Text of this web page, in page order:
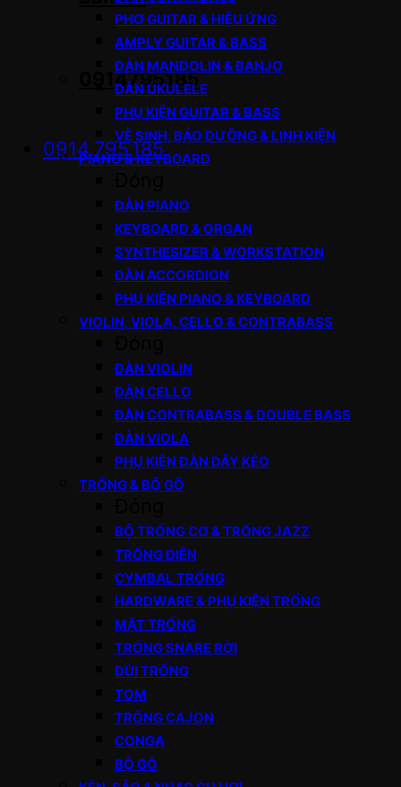
0914795185
0914.795.185
PHƠ GUITAR & HIỆU ỨNG
AMPLY GUITAR & BASS
ĐÀN MANDOLIN & BANJO
ĐÀN UKULELE
PHỤ KIỆN GUITAR & BASS
VỆ SINH, BẢO DƯỠNG & LINH KIỆN
PIANO & KEYBOARD
ĐÀN PIANO
KEYBOARD & ORGAN
SYNTHESIZER & WORKSTATION
ĐÀN ACCORDION
PHỤ KIỆN PIANO & KEYBOARD
VIOLIN, VIOLA, CELLO & CONTRABASS
ĐÀN VIOLIN
ĐÀN CELLO
ĐÀN CONTRABASS & DOUBLE BASS
ĐÀN VIOLA
PHỤ KIỆN ĐÀN DÂY KÉO
TRỐNG & BỘ GÕ
BỘ TRỐNG CƠ & TRỐNG JAZZ
TRỐNG ĐIỆN
CYMBAL TRỐNG
HARDWARE & PHỤ KIỆN TRỐNG
MẶT TRỐNG
TRỐNG SNARE RỜI
DÙI TRỐNG
TOM
TRỐNG CAJON
CONGA
BỘ GÕ